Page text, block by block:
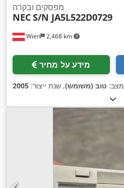
Wien 2,468 km
מפסקים ובקרה
NECS/N JA5L522D0729
מידע על מחיר
מצב: טוב (משומש), שנת ייצור: 2005